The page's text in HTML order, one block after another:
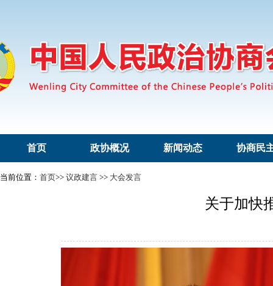
首页 政协概况 新闻动态 协商民
当前位置： 首页>> 议政建言 >> 大会发言
关于加快